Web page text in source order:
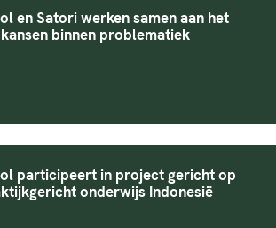
en Satori werken samen aan het
binnen problematiek
participeert in project gericht op
onderwijs Indonesië